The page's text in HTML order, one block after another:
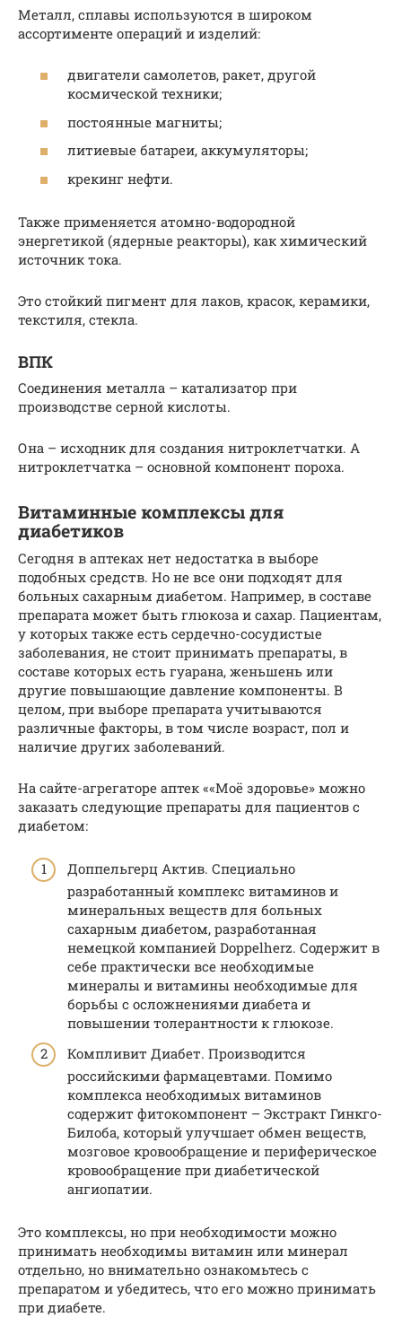
Металл, сплавы используются в широком
ассортименте операций и изделий:
двигатели самолетов, ракет, другой
космической техники;
постоянные магниты;
литиевые батареи, аккумуляторы;
крекинг нефти.
Также применяется атомно-водородной
энергетикой (ядерные реакторы), как химический
источник тока.
Это стойкий пигмент для лаков, красок, керамики,
текстиля, стекла.
ВПК
Соединения металла – катализатор при
производстве серной кислоты.
Она – исходник для создания нитроклетчатки. А
нитроклетчатка – основной компонент пороха.
Витаминные комплексы для
диабетиков
Сегодня в аптеках нет недостатка в выборе
подобных средств. Но не все они подходят для
больных сахарным диабетом. Например, в составе
препарата может быть глюкоза и сахар. Пациентам,
у которых также есть сердечно-сосудистые
заболевания, не стоит принимать препараты, в
составе которых есть гуарана, женьшень или
другие повышающие давление компоненты. В
целом, при выборе препарата учитываются
различные факторы, в том числе возраст, пол и
наличие других заболеваний.
На сайте-агрегаторе аптек ««Моё здоровье» можно
заказать следующие препараты для пациентов с
диабетом:
Доппельгерц Актив. Специально
разработанный комплекс витаминов и
минеральных веществ для больных
сахарным диабетом, разработанная
немецкой компанией Doppelherz. Содержит в
себе практически все необходимые
минералы и витамины необходимые для
борьбы с осложнениями диабета и
повышении толерантности к глюкозе.
Компливит Диабет. Производится
российскими фармацевтами. Помимо
комплекса необходимых витаминов
содержит фитокомпонент – Экстракт Гинкго-
Билоба, который улучшает обмен веществ,
мозговое кровообращение и периферическое
кровообращение при диабетической
ангиопатии.
Это комплексы, но при необходимости можно
принимать необходимы витамин или минерал
отдельно, но внимательно ознакомьтесь с
препаратом и убедитесь, что его можно принимать
при диабете.